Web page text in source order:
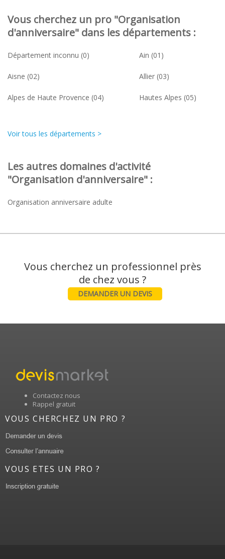
Vous cherchez un pro "Organisation
d'anniversaire" dans les départements :
Département inconnu (0) Ain (01)
Aisne (02) Allier (03)
Alpes de Haute Provence (04) Hautes Alpes (05)
Voir tous les départements >
Les autres domaines d'activité
"Organisation d'anniversaire" :
Organisation anniversaire adulte
Vous cherchez un professionnel près
DEMANDER UN DEVIS
Contactez nous
Rappel gratuit
VOUS CHERCHEZ UN PRO ?
VOUS ETES UN PRO ?